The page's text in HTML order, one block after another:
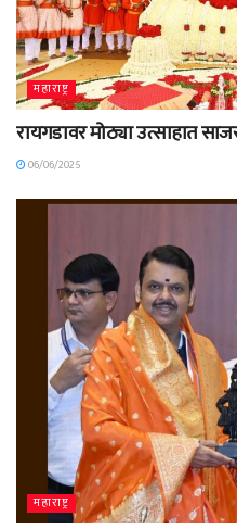
महाराष्ट्र
रायगडावर मोठ्या उत्साहात
06/06/2025
महाराष्ट्र